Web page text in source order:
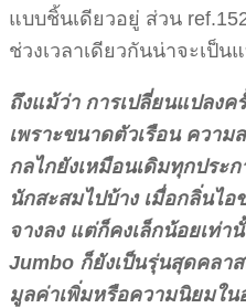
แบบชิ้นเดียวอยู่ ส่วน
ช่วงเวลาเดียวกันน่าจะเป็
ถึงแม้ว่า การเปลี่ยนแปลง
เพราะขนาดตัวเรือน ควา
กลไกยังเหมือนเดิมทุกประ
นักสะสมไปบ้าง เมื่อกลิ่นไ
จางลง แต่ก็คงเล็กน้อยเท่า
Jumbo ก็ยังเป็นรุ่นสุดคลา
มูลค่าเพิ่มหรือความนิยมใน